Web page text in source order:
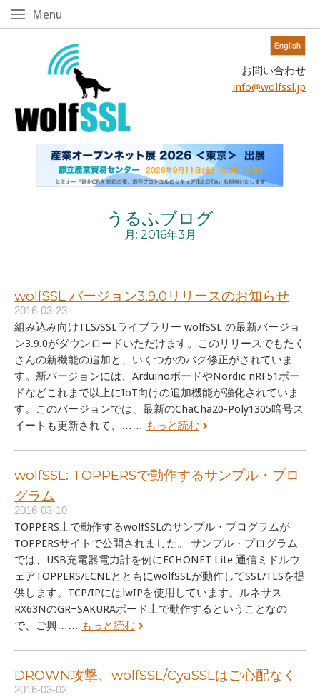
Skip
お問い合わせ
info@wolfssl.jp
Menu
うるふブログ
月: 2016年3月
wolfSSL バージョン3.9.0リリースのお知らせ
2016-03-23
組み込み向けTLS/SSLライブラリー wolfSSL の最新バージョ
ン3.9.0がダウンロードいただけます。このリリースでもたく
さんの新機能の追加と、いくつかのバグ修正がされていま
す。新バージョンには、ArduinoボードやNordic nRF51ボー
ドなどこれまで以上にIoT向けの追加機能が強化されていま
す。このバージョンでは、最新のChaCha20-Poly1305暗号ス
イートも更新されて、…… もっと読む
wolfSSL: TOPPERSで動作するサンプル・プロ
グラム
2016-03-10
TOPPERS上で動作するwolfSSLのサンプル・プログラムが
TOPPERSサイトで公開されました。 サンプル・プログラム
では、USB充電器電力計を例にECHONET Lite 通信ミドルウ
ェアTOPPERS/ECNLとともにwolfSSLが動作してSSL/TLSを提
供します。TCP/IPにはlwIPを使用しています。ルネサス
RX63NのGR−SAKURAボード上で動作するということなの
で、ご興…… もっと読む
DROWN攻撃、wolfSSL/CyaSSLはご心配なく
2016-03-02